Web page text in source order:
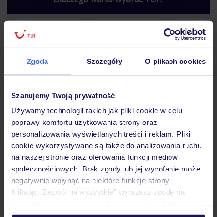
Zgoda Szczegóły O plikach cookies
Szanujemy Twoją prywatność
Używamy technologii takich jak pliki cookie w celu
poprawy komfortu użytkowania strony oraz
personalizowania wyświetlanych treści i reklam. Pliki
cookie wykorzystywane są także do analizowania ruchu
na naszej stronie oraz oferowania funkcji mediów
społecznościowych. Brak zgody lub jej wycofanie może
negatywnie wpłynąć na niektóre funkcje strony.
Klikając „Zezwól na wszystkie” wyrażasz zgodę na
personalizować swój wybór wchodząc w zakładkę
Lider niskich cen
Największe biuro
podróży w Polsce
30 lat w
Hotel
Pokoje
Wyżywienie